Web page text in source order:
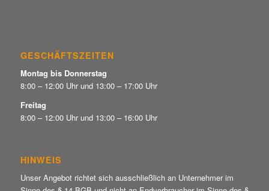
GESCHÄFTSZEITEN
Montag bis Donnerstag
8:00 – 12:00 Uhr und 13:00 – 17:00 Uhr
Freitag
8:00 – 12:00 Uhr und 13:00 – 16:00 Uhr
HINWEIS
Unser Angebot richtet sich ausschließlich an Unternehmer im